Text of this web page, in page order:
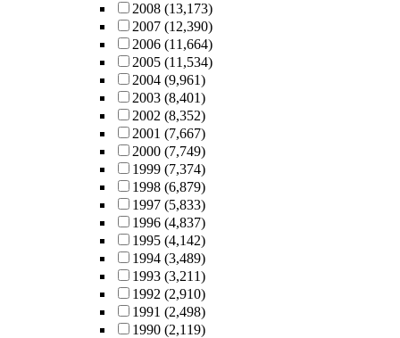
2008 (13,173)
2007 (12,390)
2006 (11,664)
2005 (11,534)
2004 (9,961)
2003 (8,401)
2002 (8,352)
2001 (7,667)
2000 (7,749)
1999 (7,374)
1998 (6,879)
1997 (5,833)
1996 (4,837)
1995 (4,142)
1994 (3,489)
1993 (3,211)
1992 (2,910)
1991 (2,498)
1990 (2,119)